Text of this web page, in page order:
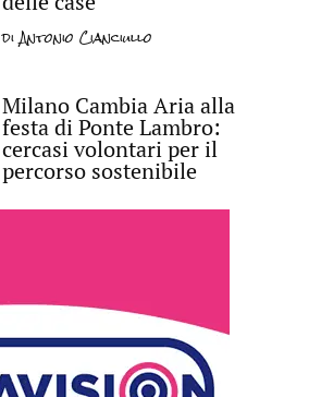
diAntonio Cianciullo
Milano Cambia Aria alla
festa di Ponte Lambro:
cercasi volontari per il
percorso sostenibile